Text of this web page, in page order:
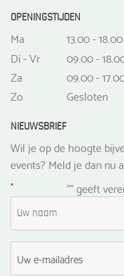
OPENINGSTIJDEN
Ma
13.00 - 18.00
Di - Vr
09.00 -
Za
09.00 -
Zo
Gesloten
NIEUWSBRIEF
Wil je op de hoogte
events? Meld je dan nu
"
* " geeft